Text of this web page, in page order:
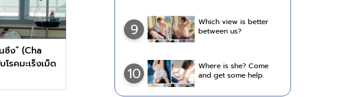
ซึง” (Cha
รคมะเร็งเม็ด
9
Which view is better
between us?
10
Where is she? Come
and get some help.